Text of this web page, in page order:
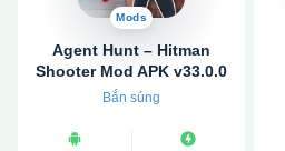
Mods
Agent Hunt – Hitman
Shooter Mod APK v33.0.0
(Vô hạn tiền, VIP)
Bắn súng